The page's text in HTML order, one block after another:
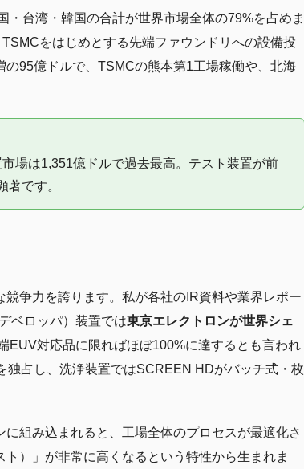
台湾・韓国の合計が世界市場全体の79%を占めま
をはじめとする先端ファウンドリへの設備投
95億ドルで、TSMCの熊本第1工場稼働や、北海
場は1,351億ドルで過去最高。テスト装置が前
です。
争力を誇ります。私が各社のIR資料や業界レポー
ベロッパ）装置では東京エレクトロンが世界シェ
EUV対応品に限ればほぼ100%に達するとも言われ
独占し、洗浄装置ではSCREEN HDがバッチ式・枚
組み込まれると、工場全体のプロセスが最適化さ
）」が非常に高くなるという特性から生まれま